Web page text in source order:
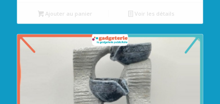
Ajouter au panier Voir les détails